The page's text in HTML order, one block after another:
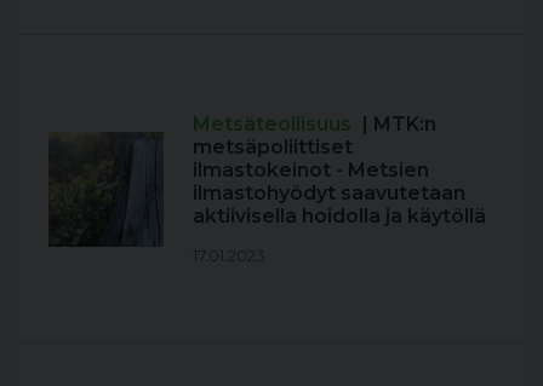
Metsäteollisuus | MTK:n
metsäpoliittiset
ilmastokeinot - Metsien
ilmastohyödyt saavutetaan
aktiivisella hoidolla ja käytöllä
17.01.2023